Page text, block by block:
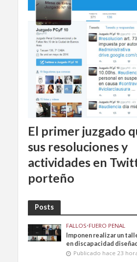
El primer juzgado
sus resoluciones y
actividades en
porteño
Posts
FALLOS•FUERO PENAL
Imponen realizar un
en discapacidad
Publicado hace 23